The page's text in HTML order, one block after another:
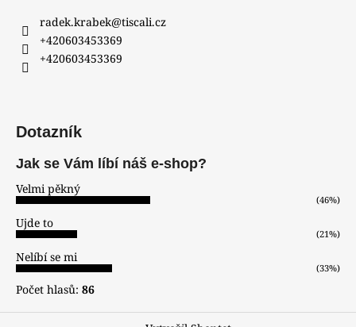
radek.krabek@tiscali.cz
+420603453369
+420603453369
Dotazník
Jak se Vám líbí náš e-shop?
Velmi pěkný
(46%)
Ujde to
(21%)
Nelíbí se mi
(33%)
Počet hlasů: 86